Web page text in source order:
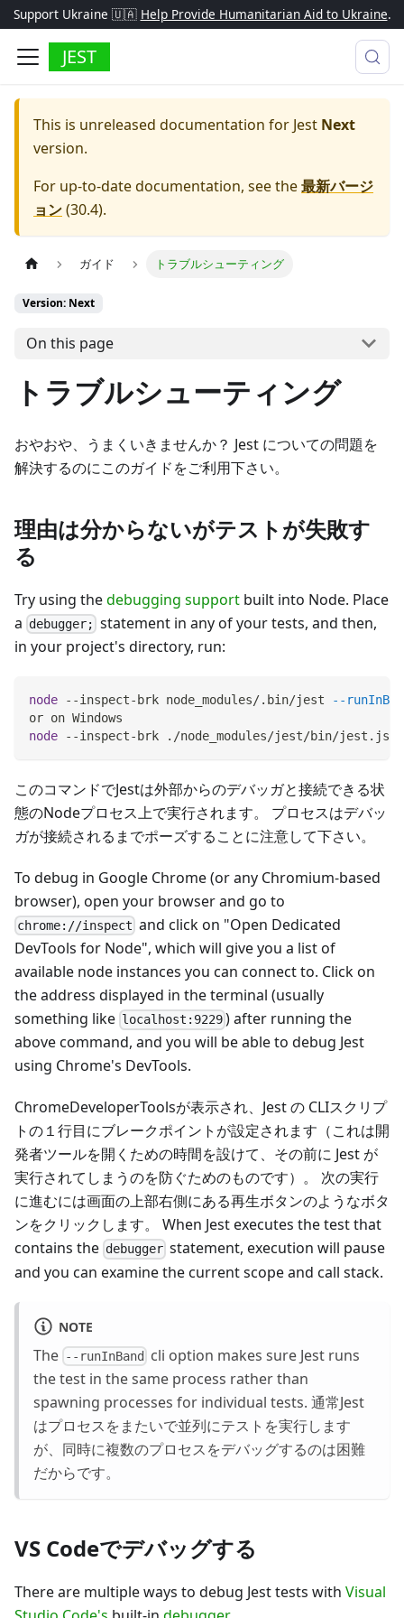
Support Ukraine 🇺🇦 Help Provide Humanitarian Aid to Ukraine.
JEST
This is unreleased documentation for Jest Next
version.
For up-to-date documentation, see the最新バージ
ョン(30.4).
ガイド トラブルシューティング
Version: Next
On this page
トラブルシューティング
おやおや、うまくいきませんか？ Jest についての問題を
解決するのにこのガイドをご利用下さい。
理由は分からないがテストが失敗す
る
Try using thedebugging support built into Node. Place
a debugger; statement in any of your tests, and then,
in your project's directory, run:
node --inspect-brk node_modules/.bin/jest
--
or on Windows
node --inspect-brk ./node_modules/jest/bin/jest.js
このコマンドでJestは外部からのデバッガと接続できる状
態のNodeプロセス上で実行されます。 プロセスはデバッ
ガが接続されるまでポーズすることに注意して下さい。
To debug in Google Chrome (or any Chromium-based
browser), open your browser and go to
chrome://inspect and click on "Open Dedicated
DevTools for Node", which will give you a list of
available node instances you can connect to. Click on
the address displayed in the terminal (usually
something like localhost:9229 ) after running the
above command, and you will be able to debug Jest
using Chrome's DevTools.
ChromeDeveloperToolsが表示され、Jest の CLIスクリプ
トの１行目にブレークポイントが設定されます（これは開
発者ツールを開くための時間を設けて、その前に Jest が
実行されてしまうのを防ぐためのものです）。 次の実行
に進むには画面の上部右側にある再生ボタンのようなボタ
ンをクリックします。 When Jest executes the test that
contains the debugger statement, execution will pause
and you can examine the current scope and call stack.
NOTE
The --runInBand
cli option makes sure Jest runs
the test in the same process rather than
spawning processes for individual tests. 通常Jest
はプロセスをまたいで並列にテストを実行します
が、同時に複数のプロセスをデバッグするのは困難
だからです。
VS Codeでデバッグする
There are multiple ways to debug Jest tests with Visual